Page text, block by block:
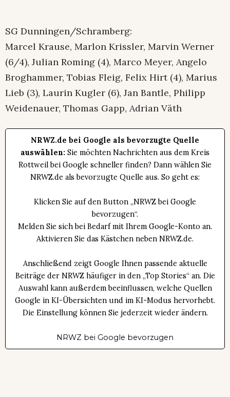
SG Dunningen/Schramberg:
Marcel Krause, Marlon Krissler, Marvin Werner
(6/4), Julian Roming (4), Marco Meyer, Angelo
Broghammer, Tobias Fleig, Felix Hirt (4), Marius
Lieb (3), Laurin Kugler (6), Jan Bantle, Philipp
Weidenauer, Thomas Gapp, Adrian Väth
NRWZ.de bei Google als bevorzugte Quelle
auswählen: Sie möchten Nachrichten aus dem Kreis
Rottweil bei Google schneller finden? Dann wählen Sie
NRWZ.de als bevorzugte Quelle aus. So geht es:
Klicken Sie auf den Button „NRWZ bei Google
bevorzugen“.
Melden Sie sich bei Bedarf mit Ihrem Google-Konto an.
Aktivieren Sie das Kästchen neben NRWZ.de.
Anschließend zeigt Google Ihnen passende aktuelle
Beiträge der NRWZ häufiger in den „Top Stories“ an. Die
Auswahl kann außerdem beeinflussen, welche Quellen
Google in KI-Übersichten und im KI-Modus hervorhebt.
Die Einstellung können Sie jederzeit wieder ändern.
NRWZ bei Google bevorzugen